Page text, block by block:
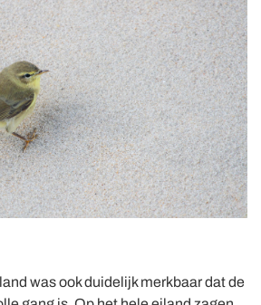
was ook duidelijk merkbaar dat de